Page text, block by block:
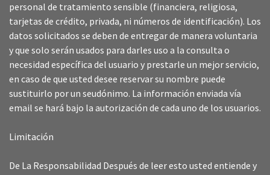
personal de tratamiento sensible (financiera, religiosa,
tarjetas de crédito, privada, ni números de identificación). Los
datos solicitados se deben de entregar de manera voluntaria
y que solo serán usados para darles uso a la consulta o
necesidad específica del usuario y prestarle un mejor servicio,
en caso de que usted desee reservar su nombre puede
sustituirlo por un seudónimo. La información enviada vía
email se hará bajo la autorización de cada uno de los usuarios.
Limitación
De La Responsabilidad Después de leer esto usted entiende y